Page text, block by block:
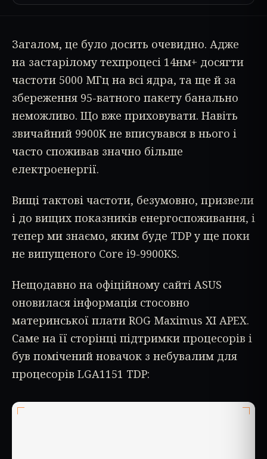
Загалом, це було досить очевидно. Адже
на застарілому техпроцесі 14нм+ досягти
частоти 5000 МГц на всі ядра, та ще й за
збереження 95-ватного пакету банально
неможливо. Що вже приховувати. Навіть
звичайний 9900K не вписувався в нього і
часто споживав значно більше
електроенергії.
Вищі тактові частоти, безумовно, призвели
і до вищих показників енергоспоживання, і
тепер ми знаємо, яким буде TDP у ще поки
не випущеного Core i9-9900KS.
Нещодавно на офіційному сайті ASUS
оновилася інформація стосовно
материнської плати ROG Maximus XI APEX.
Саме на її сторінці підтримки процесорів і
був помічений новачок з небувалим для
процесорів LGA1151 TDP: